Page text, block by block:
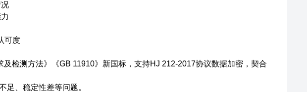
可度
检测方法》《GB 11910》新国标，支持HJ 212-2017协议数据加密，契合
足、稳定性差等问题。